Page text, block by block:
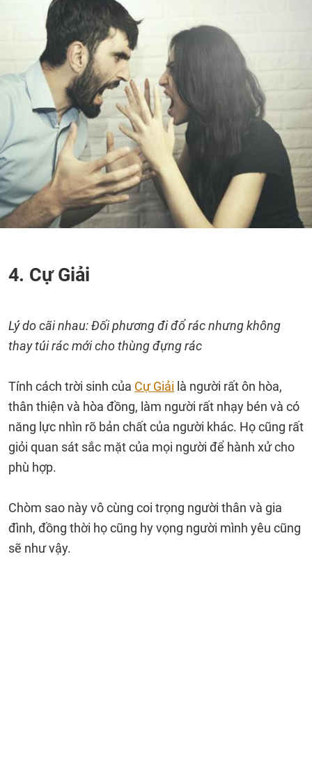
4. Cự Giải
Lý do cãi nhau: Đối phương đi đổ rác nhưng không
thay túi rác mới cho thùng đựng rác
Tính cách trời sinh của Cự Giải là người rất ôn hòa,
thân thiện và hòa đồng, làm người rất nhạy bén và có
năng lực nhìn rõ bản chất của người khác. Họ cũng rất
giỏi quan sát sắc mặt của mọi người để hành xử cho
phù hợp.
Chòm sao này vô cùng coi trọng người thân và gia
đình, đồng thời họ cũng hy vọng người mình yêu cũng
sẽ như vậy.